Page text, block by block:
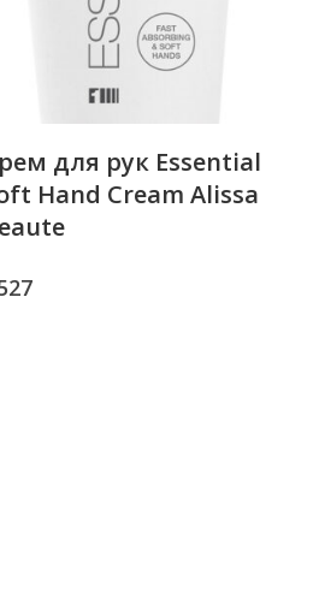
для рук Essential
Hand Cream Alissa